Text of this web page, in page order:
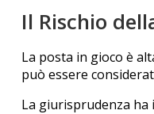
Il Rischio
La posta in gioco è
può essere
La giurisprudenza